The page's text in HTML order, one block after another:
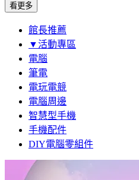
看更多
館長推薦
▼活動專區
電腦
筆電
電玩電競
電腦周邊
智慧型手機
手機配件
DIY電腦零組件